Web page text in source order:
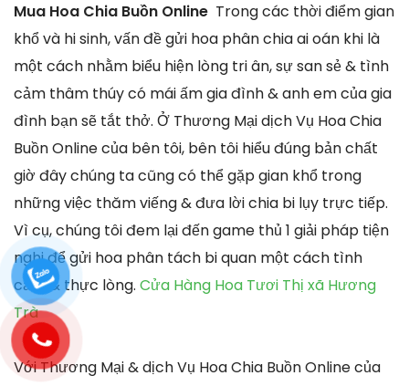
Mua Hoa Chia Buồn Online Trong các thời điểm gian
khổ và hi sinh, vấn đề gửi hoa phân chia ai oán khi là
một cách nhằm biểu hiện lòng tri ân, sự san sẻ & tình
cảm thâm thúy có mái ấm gia đình & anh em của gia
đình bạn sẽ tắt thở. Ở Thương Mại dịch Vụ Hoa Chia
Buồn Online của bên tôi, bên tôi hiểu đúng bản chất
giờ đây chúng ta cũng có thể gặp gian khổ trong
những việc thăm viếng & đưa lời chia bi lụy trực tiếp.
Vì cụ, chúng tôi đem lại đến game thủ 1 giải pháp tiện
nghi để gửi hoa phân tách bi quan một cách tình
cảm & thực lòng. Cửa Hàng Hoa Tươi Thị xã Hương
Trà
Với Thương Mại & dịch Vụ Hoa Chia Buồn Online của